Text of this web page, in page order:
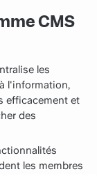
CMS
les
l'information,
efficacement et
des
les membres